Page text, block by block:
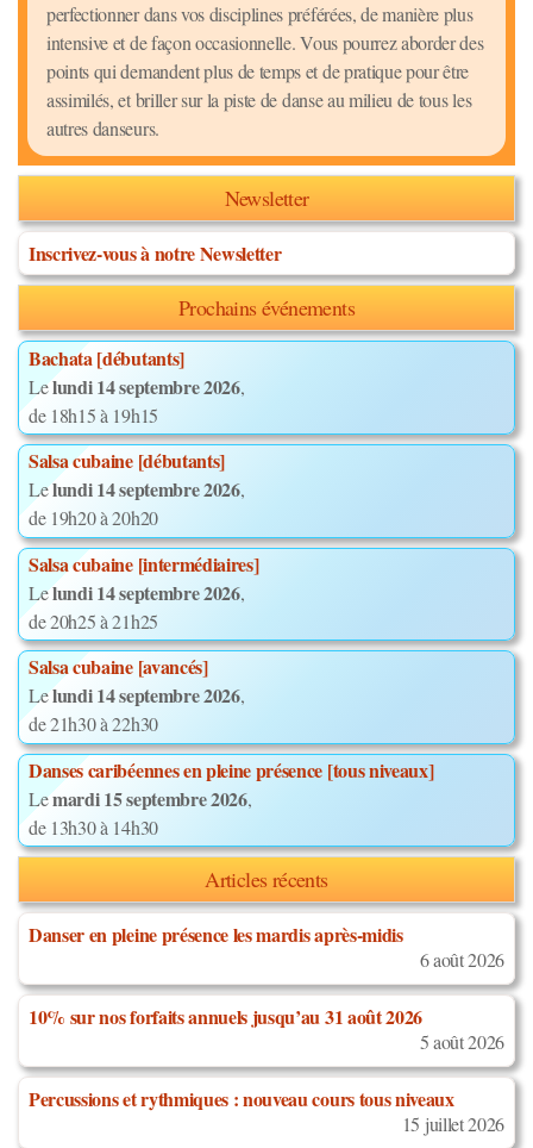
perfectionner dans vos disciplines préférées, de manière plus
intensive et de façon occasionnelle. Vous pourrez aborder des
points qui demandent plus de temps et de pratique pour être
assimilés, et briller sur la piste de danse au milieu de tous les
autres danseurs.
Newsletter
Inscrivez-vous à notre Newsletter
Prochains événements
Bachata [débutants]
Lelundi 14 septembre 2026,
de 18h15 à 19h15
Salsa cubaine [débutants]
Lelundi 14 septembre 2026,
de 19h20 à 20h20
Salsa cubaine [intermédiaires]
Lelundi 14 septembre 2026,
de 20h25 à 21h25
Salsa cubaine [avancés]
Lelundi 14 septembre 2026,
de 21h30 à 22h30
Danses caribéennes en pleine présence [tous niveaux]
Lemardi 15 septembre 2026,
de 13h30 à 14h30
Articles récents
Danser en pleine présence les mardis après-midis
6 août 2026
10% sur nos forfaits annuels jusqu’au 31 août 2026
5 août 2026
Percussions et rythmiques : nouveau cours tous niveaux
15 juillet 2026